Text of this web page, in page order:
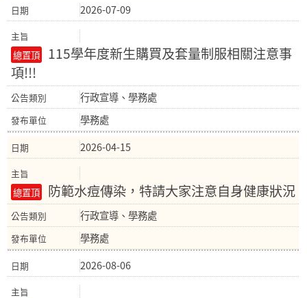
2026-07-09
115學年度新生購買及套量制服相關注意事
項!!!
行政宣導、學務處
學務處
2026-04-15
防範水痘傳染，特請大家注意自身健康狀況
行政宣導、學務處
學務處
2026-08-06